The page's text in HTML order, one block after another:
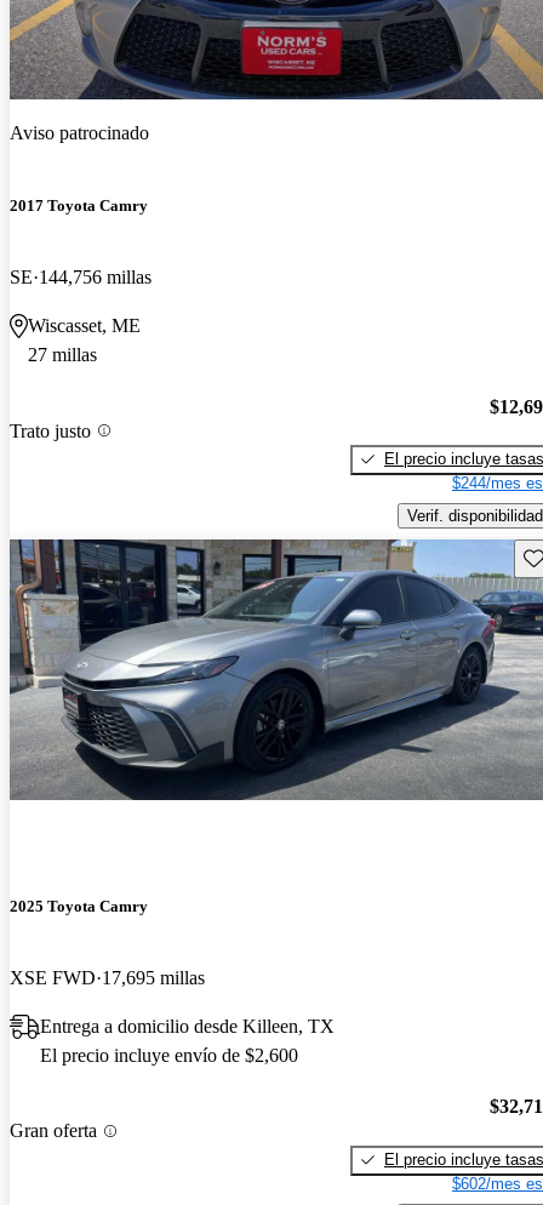
Aviso patrocinado
2017 Toyota Camry
SE 144,756 millas
Wiscasset, ME
27 millas
Trato justo
El precio incluye tasas
$244/mes
Verif. disponibilidad
2025 Toyota Camry
XSE FWD 17,695 millas
Entrega a domicilio desde Killeen, TX
El precio incluye envío de $2,600
Gran oferta
El precio incluye tasas
$602/mes